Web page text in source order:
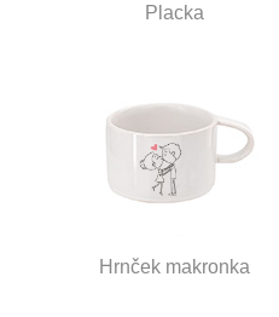
Placka
Hrnček makronka